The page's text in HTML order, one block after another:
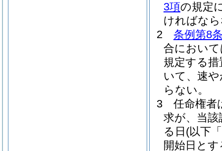
3項の規定
ければな
2
条例第8
合におい
規定する
いて、速
らない。
3
任命権者
求が、当
る日 (以下
開始日と